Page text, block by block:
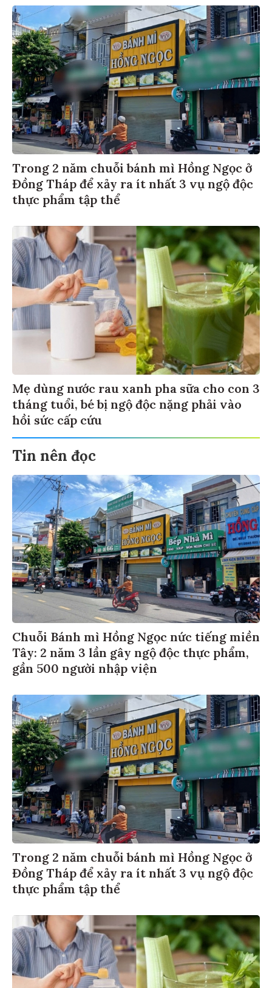
Trong 2 năm chuỗi bánh mì Hồng Ngọc ở
Đồng Tháp để xảy ra ít nhất 3 vụ ngộ độc
thực phẩm tập thể
Mẹ dùng nước rau xanh pha sữa cho con 3
tháng tuổi, bé bị ngộ độc nặng phải vào
hồi sức cấp cứu
Tin nên đọc
Chuỗi Bánh mì Hồng Ngọc nức tiếng miền
Tây: 2 năm 3 lần gây ngộ độc thực phẩm,
gần 500 người nhập viện
Trong 2 năm chuỗi bánh mì Hồng Ngọc ở
Đồng Tháp để xảy ra ít nhất 3 vụ ngộ độc
thực phẩm tập thể